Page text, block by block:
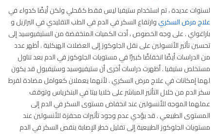
لسنوات عديدة ، تم استخدام ستيفيا ليس فقط كمُحلي ولكن أيضًا كدواء في
علاج مرض السكريوارتفاع السكر في الدم في الطب التقليدي في البرازيل و
باراغواي . على وجه الخصوص ، أدت الكميات المنخفضة من الستيفيوسيد إلى
تحسين تأثير الأنسولين على نقل الجلوكوز إلى العضلات الهيكلية . أظهر عدد
من الدراسات أيضًا انخفاضًا كبيرًا في مستويات الجلوكوز في الدم بعد تناول
مستخلص ستيفيا . أظهرت دراسات أخرى أن ستيفيوسيد وستيفيول قد يكون
لهما إمكانات في علاج مرض السكري . لأنهما يعملان كعوامل مضادة لفرط
سكر الدم من خلال التأثير المباشر على خلايا بيتا في البنكرياس وتوقف
عملهما الموجه للأنسولين عند انخفاض مستوى السكر في الدم إلى
المستوى الطبيعي . قد يؤدي عدم وجود تأثيرات محفزة للأنسولين عند
مستويات الجلوكوز الطبيعية إلى تقليل خطر الإصابة بنقص السكر في الدم